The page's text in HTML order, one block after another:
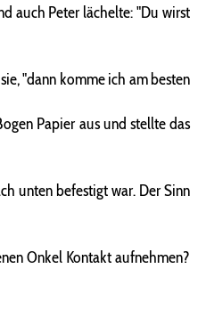
auch Peter lächelte: "Du wirst
"dann komme ich am besten
Papier aus und stellte das
unten befestigt war. Der Sinn
Onkel Kontakt aufnehmen?